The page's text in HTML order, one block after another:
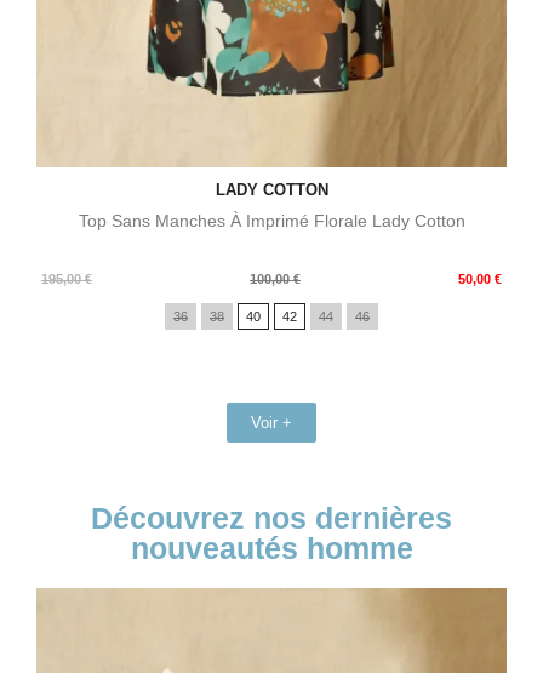
LADY COTTON
Top Sans Manches À Imprimé Florale Lady Cotton
195,00 €
Prix
100,00 € 50,00 €
Prix
36 38 40 42 44 46
Voir +
Découvrez nos dernières
nouveautés homme